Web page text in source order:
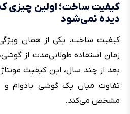
کیفیت ساخت؛ اولین
دیده نمی‌شود
کیفیت ساخت، یکی از همان
زمان استفاده طولانی‌مدت از
بعد از چند سال، این کیفیت
تفاوت میان یک گوشی بادوام و
مشخص می‌کند.